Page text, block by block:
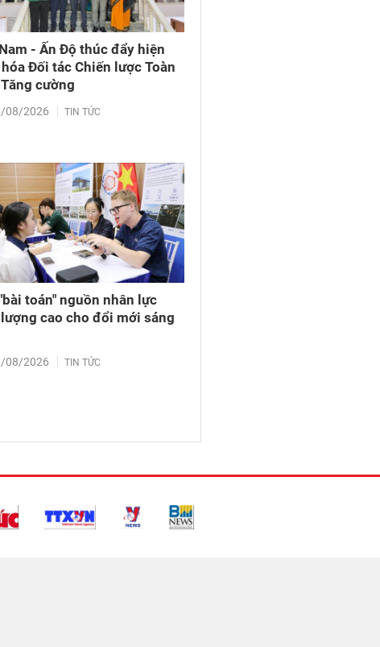
- Ấn Độ thúc đẩy hiện
Đối tác Chiến lược Toàn
cường
08/2026 TIN TỨC
toán" nguồn nhân lực
cao cho đổi mới sáng
08/2026 TIN TỨC